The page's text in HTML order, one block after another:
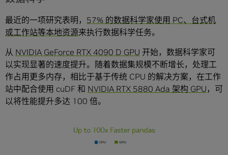
最近的一项研究表明， 57% 的数据科学家使用 PC、台式机
或工作站等本地资源来执行数据科学任务。
从 NVIDIA GeForce RTX 4090 D GPU 开始，数据科学家可
以实现显著的速度提升。随着数据集规模不断增长，处理工
作占用更多内存，相比于基于传统 CPU 的解决方案，在工作
站中配合使用 cuDF 和 NVIDIA RTX 5880 Ada 架构 GPU，可
以将性能提升多达 100 倍。